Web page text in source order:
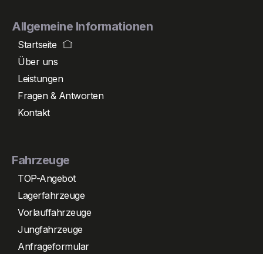
Allgemeine Informationen
Startseite
Über uns
Leistungen
Fragen & Antworten
Kontakt
Fahrzeuge
TOP-Angebot
Lagerfahrzeuge
Vorlauffahrzeuge
Jungfahrzeuge
Anfrageformular